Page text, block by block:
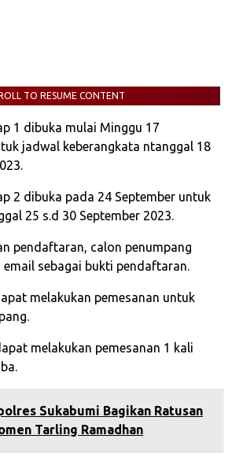
TO RESUME CONTENT
1 dibuka mulai Minggu 17
jadwal keberangkata ntanggal 18
2 dibuka pada 24 September untuk
25 s.d 30 September 2023.
pendaftaran, calon penumpang
sebagai bukti pendaftaran.
melakukan pemesanan untuk
melakukan pemesanan 1 kali
Sukabumi Bagikan Ratusan
Tarling Ramadhan